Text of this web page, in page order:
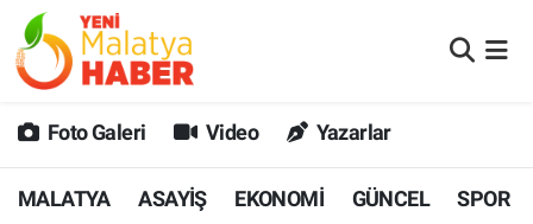
Foto Galeri Video Yazarlar
MALATYA ASAYİŞ EKONOMİ GÜNCEL SPOR
MALATYA
GÜNCEL
Malatya Nöbetçi Eczaneler
MALATYA Namaz Vakitleri